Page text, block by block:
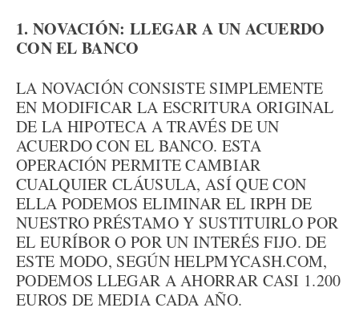
1. NOVACIÓN: LLEGAR A UN ACUERDO
CON EL BANCO
LA NOVACIÓN CONSISTE SIMPLEMENTE
EN MODIFICAR LA ESCRITURA ORIGINAL
DE LA HIPOTECA A TRAVÉS DE UN
ACUERDO CON EL BANCO. ESTA
OPERACIÓN PERMITE CAMBIAR
CUALQUIER CLÁUSULA, ASÍ QUE CON
ELLA PODEMOS ELIMINAR EL IRPH DE
NUESTRO PRÉSTAMO Y SUSTITUIRLO POR
EL EURÍBOR O POR UN INTERÉS FIJO. DE
ESTE MODO, SEGÚN HELPMYCASH.COM,
PODEMOS LLEGAR A AHORRAR CASI 1.200
EUROS DE MEDIA CADA AÑO.